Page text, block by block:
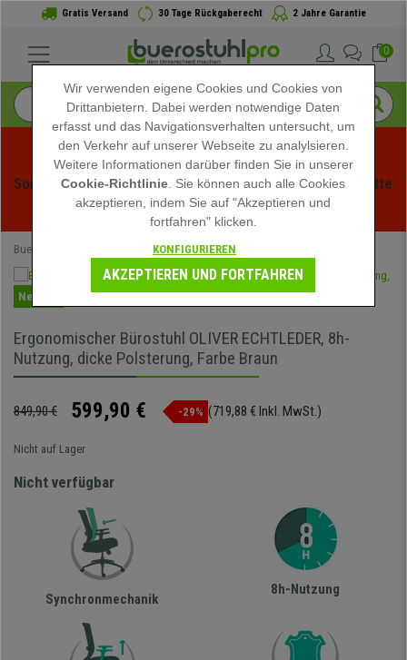
Gratis Versand 30 Tage Rückgaberecht 2 Jahre Garantie
0
Sommerschlussverauf bei buerstuhlpro! Exklusive Rabatte
für kurze Zeit - Aktion ansehen -
Buerostuhlpro
Neuheit
Ergonomischer Bürostuhl OLIVER ECHTLEDER, 8h-
Nutzung, dicke Polsterung, Farbe Braun
849,90 € 599,90 € -29% (719,88 € Inkl. MwSt.)
Nicht auf Lager
Nicht verfügbar
Synchronmechanik
8h-Nutzung
Wir verwenden eigene Cookies und Cookies von
Drittanbietern. Dabei werden notwendige Daten
erfasst und das Navigationsverhalten untersucht, um
den Verkehr auf unserer Webseite zu analylsieren.
Weitere Informationen darüber finden Sie in unserer
Cookie-Richtlinie . Sie können auch alle Cookies
akzeptieren, indem Sie auf "Akzeptieren und
fortfahren" klicken.
KONFIGURIEREN
AKZEPTIEREN UND FORTFAHREN